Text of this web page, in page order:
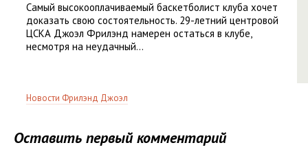
Самый высокооплачиваемый баскетболист клуба хочет
доказать свою состоятельность. 29-летний центровой
ЦСКА Джоэл Фрилэнд намерен остаться в клубе,
несмотря на неудачный...
Новости Фрилэнд Джоэл
Оставить первый комментарий